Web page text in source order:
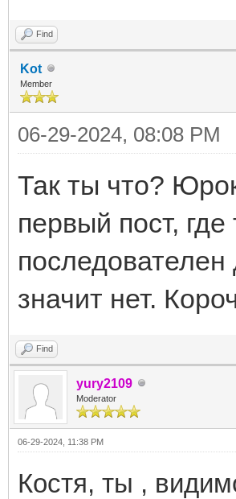
Find
Kot
Member
06-29-2024, 08:08 PM
Так ты что?
первый пост,
значит нет.
Find
yury2109
Moderator
06-29-2024, 11:38 PM
Костя, ты ,